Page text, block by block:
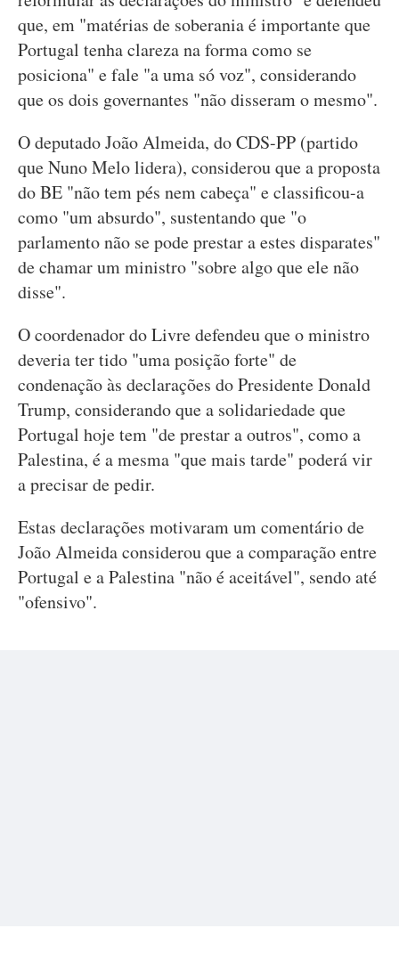
que, em "matérias de soberania é importante que
Portugal tenha clareza na forma como se
posiciona" e fale "a uma só voz", considerando
que os dois governantes "não disseram o mesmo".
O deputado João Almeida, do CDS-PP (partido
que Nuno Melo lidera), considerou que a proposta
do BE "não tem pés nem cabeça" e classificou-a
como "um absurdo", sustentando que "o
parlamento não se pode prestar a estes disparates"
de chamar um ministro "sobre algo que ele não
disse".
O coordenador do Livre defendeu que o ministro
deveria ter tido "uma posição forte" de
condenação às declarações do Presidente Donald
Trump, considerando que a solidariedade que
Portugal hoje tem "de prestar a outros", como a
Palestina, é a mesma "que mais tarde" poderá vir
a precisar de pedir.
Estas declarações motivaram um comentário de
João Almeida considerou que a comparação entre
Portugal e a Palestina "não é aceitável", sendo até
"ofensivo".